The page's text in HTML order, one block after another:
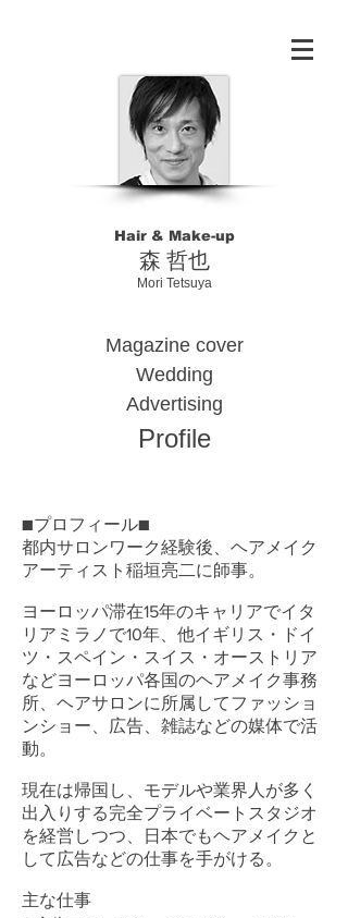
Hair & Make-up
​森 哲也
Mori Tetsuya
Magazine cover
Wedding
Advertising
Profile
■プロフィール■
都内サロンワーク経験後、ヘアメイク
アーティスト稲垣亮二に師事。
ヨーロッパ滞在15年のキャリアでイタ
リアミラノで10年、他イギリス・ドイ
ツ・スペイン・スイス・オーストリア
などヨーロッパ各国のヘアメイク事務
所、ヘアサロンに所属してファッショ
ンショー、広告、雑誌などの媒体で活
動。
現在は帰国し、モデルや業界人が多く
出入りする完全プライベートスタジオ
を経営しつつ、日本でもヘアメイクと
して広告などの仕事を手がける。
主な仕事